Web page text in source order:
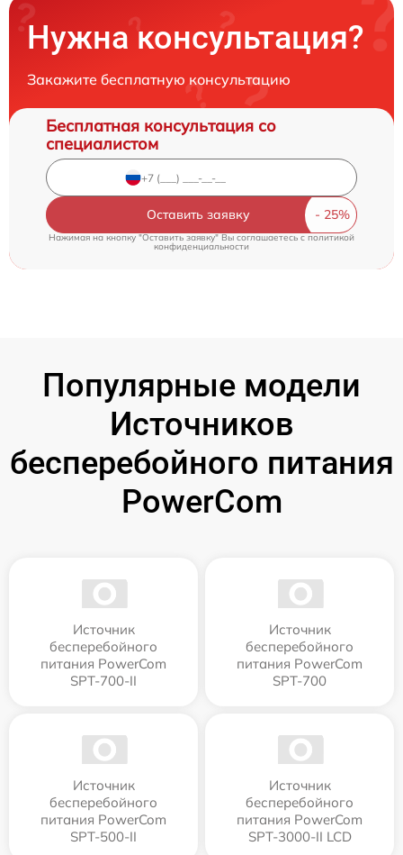
Нужна консультация?
Закажите бесплатную консультацию
Бесплатная консультация со
специалистом
Оставить заявку
Нажимая на кнопку "Оставить заявку" Вы соглашаетесь cполитикой
конфиденциальности
Популярные модели
Источников
бесперебойного питания
PowerCom
Источник
бесперебойного
питания PowerCom
SPT-700-II
Источник
бесперебойного
питания PowerCom
SPT-700
Источник
бесперебойного
питания PowerCom
SPT-500-II
Источник
бесперебойного
питания PowerCom
SPT-3000-II LCD